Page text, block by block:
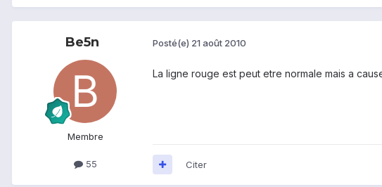
Be5n
Membre
55
Posté(e) 21 août 2010
La ligne rouge est peut etre normale mais a
Citer